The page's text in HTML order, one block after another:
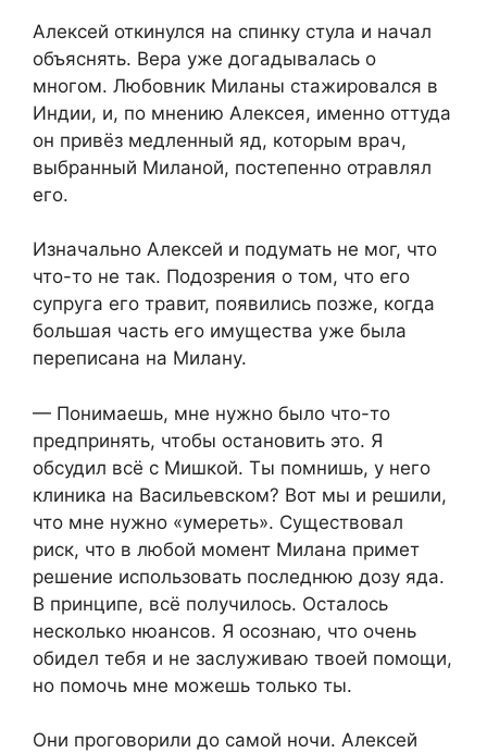
Алексей откинулся на спинку стула и начал
объяснять. Вера уже догадывалась о
многом. Любовник Миланы стажировался в
Индии, и, по мнению Алексея, именно оттуда
он привёз медленный яд, которым врач,
выбранный Миланой, постепенно отравлял
его.
Изначально Алексей и подумать не мог, что
что-то не так. Подозрения о том, что его
супруга его травит, появились позже, когда
большая часть его имущества уже была
переписана на Милану.
— Понимаешь, мне нужно было что-то
предпринять, чтобы остановить это. Я
обсудил всё с Мишкой. Ты помнишь, у него
клиника на Васильевском? Вот мы и решили,
что мне нужно «умереть». Существовал
риск, что в любой момент Милана примет
решение использовать последнюю дозу яда.
В принципе, всё получилось. Осталось
несколько нюансов. Я осознаю, что очень
обидел тебя и не заслуживаю твоей помощи,
но помочь мне можешь только ты.
Они проговорили до самой ночи. Алексей